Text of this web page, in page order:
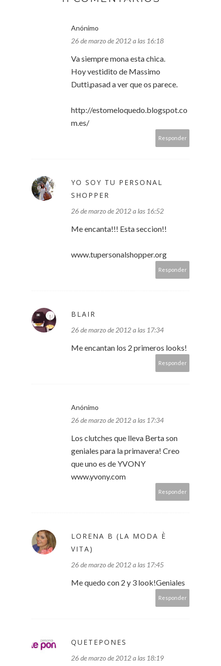
Anónimo
26 de marzo de 2012 a las 16:18
Va siempre mona esta chica.
Hoy vestidito de Massimo
Dutti,pasad a ver que os parece.
http://estomeloquedo.blogspot.co
m.es/
Responder
YO SOY TU PERSONAL
SHOPPER
26 de marzo de 2012 a las 16:52
Me encanta!!! Esta seccion!!
www.tupersonalshopper.org
Responder
BLAIR
26 de marzo de 2012 a las 17:34
Me encantan los 2 primeros looks!
Responder
Anónimo
26 de marzo de 2012 a las 17:34
Los clutches que lleva Berta son
geniales para la primavera! Creo
que uno es de YVONY
www.yvony.com
Responder
LORENA B (LA MODA È
VITA)
26 de marzo de 2012 a las 17:45
Me quedo con 2 y 3 look!Geniales
Responder
QUETEPONES
26 de marzo de 2012 a las 18:19